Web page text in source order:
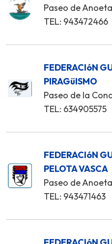
Paseo de
TEL: 943472466
FEDERACIóN
PIRAGüISMO
Paseo de la
TEL: 634905575
FEDERACIóN
PELOTA VASCA
Paseo de
TEL: 943471463